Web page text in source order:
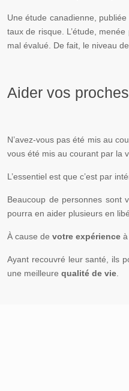
Une étude canadienne,
taux de risque. L’étude, menée
mal évalué. De fait, le niveau
Aider vos proches
N’avez-vous pas été mis au
vous été mis au courant par la
L’essentiel est que c’est par
Beaucoup de personnes sont
pourra en aider plusieurs en
À cause de votre expérience
Ayant recouvré leur santé, ils
une meilleure qualité de vie